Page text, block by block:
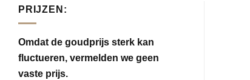
PRIJZEN:
Omdat de goudprijs sterk kan
fluctueren, vermelden we geen
vaste prijs.